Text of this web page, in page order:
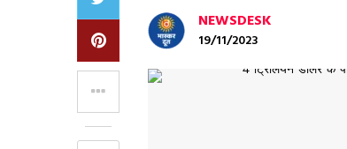
NEWSDESK
19/11/2023